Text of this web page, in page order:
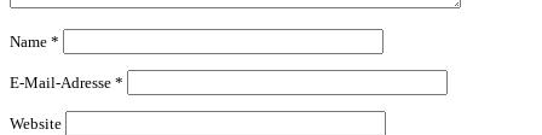
Name *
E-Mail-Adresse *
Website